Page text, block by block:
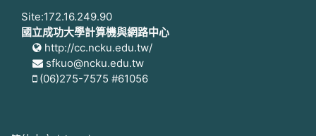
Site:172.16.249.90
國立成功大學計算機與網路中心
http://cc.ncku.edu.tw/
sfkuo@ncku.edu.tw
(06)275-7575 #61056